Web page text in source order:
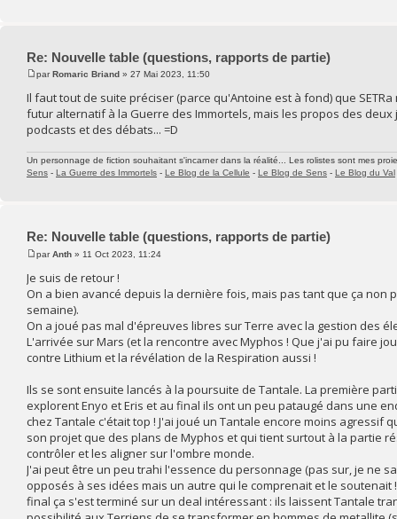
Re: Nouvelle table (questions, rapports de partie)
parRomaric Briand » 27 Mai 2023, 11:50
Il faut tout de suite préciser (parce qu'Antoine est à fond) que
futur alternatif à la Guerre des Immortels, mais les propos des
podcasts et des débats... =D
Un personnage de fiction souhaitant s'incarner dans la réalité... Les rolistes sont mes
Sens - La Guerre des Immortels - Le Blog de la Cellule - Le Blog de Sens - Le Blog du Val
Re: Nouvelle table (questions, rapports de partie)
parAnth » 11 Oct 2023, 11:24
Je suis de retour !
On a bien avancé depuis la dernière fois, mais pas tant que ça
semaine).
On a joué pas mal d'épreuves libres sur Terre avec la gestion des
L'arrivée sur Mars (et la rencontre avec Myphos ! Que j'ai pu faire
contre Lithium et la révélation de la Respiration aussi !
Ils se sont ensuite lancés à la poursuite de Tantale. La première
explorent Enyo et Eris et au final ils ont un peu pataugé dans une
chez Tantale c'était top ! J'ai joué un Tantale encore moins
son projet que des plans de Myphos et qui tient surtout à la partie
contrôler et les aligner sur l'ombre monde.
J'ai peut être un peu trahi l'essence du personnage (pas sur, je ne
opposés à ses idées mais un autre qui le comprenait et le
final ça s'est terminé sur un deal intéressant : ils laissent Tantale